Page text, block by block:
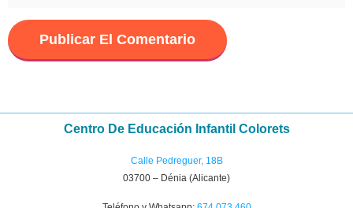
Centro De Educación Infantil Colorets
Calle Pedreguer, 18B
03700 – Dénia (Alicante)